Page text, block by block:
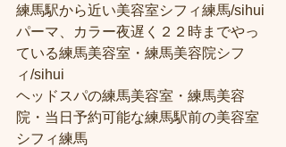
練馬駅から近い美容室シフィ練馬/sihui
パーマ、カラー夜遅く２２時までやっ
ている練馬美容室・練馬美容院シフ
ィ/sihui
ヘッドスパの練馬美容室・練馬美容
院・当日予約可能な練馬駅前の美容室
シフィ練馬